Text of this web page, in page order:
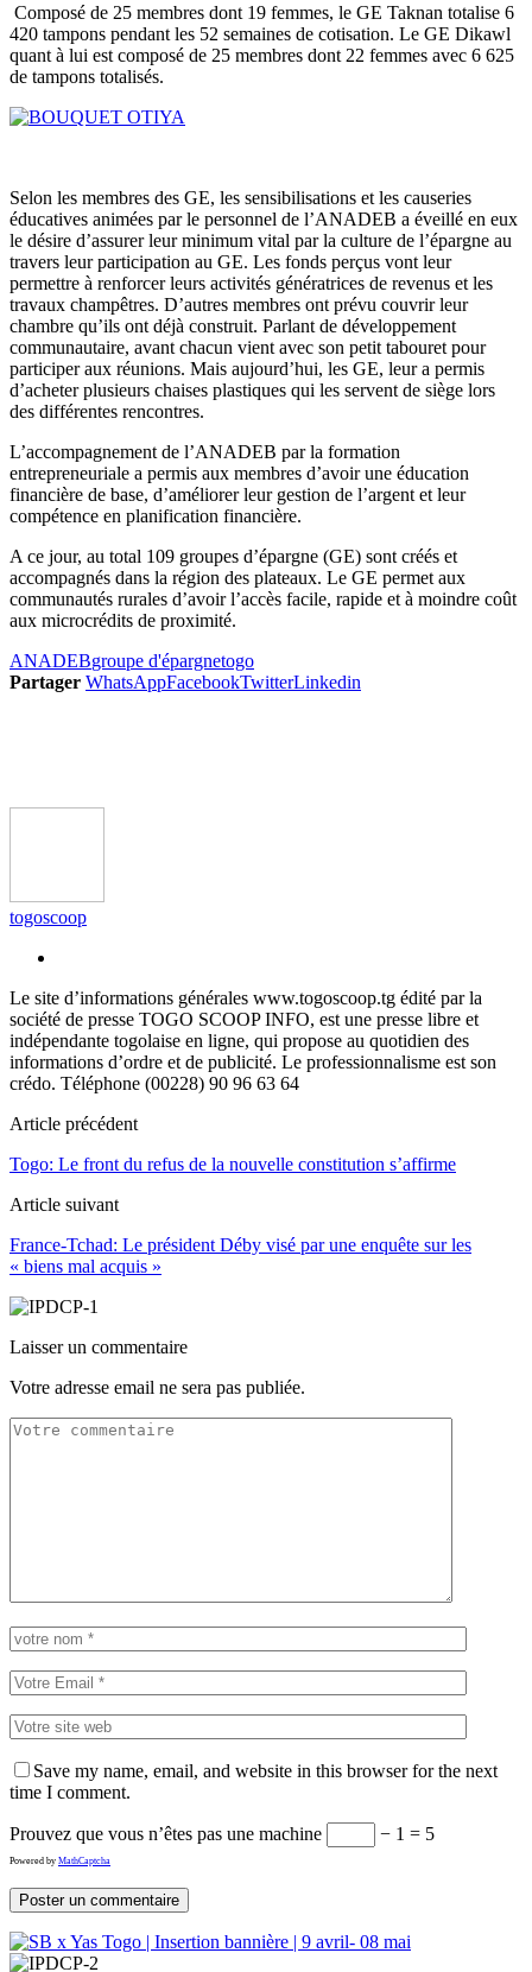
Composé de 25 membres dont 19 femmes, le GE Taknan totalise 6
420 tampons pendant les 52 semaines de cotisation. Le GE Dikawl
quant à lui est composé de 25 membres dont 22 femmes avec 6 625
de tampons totalisés.
Selon les membres des GE, les sensibilisations et les causeries
éducatives animées par le personnel de l’ANADEB a éveillé en eux
le désire d’assurer leur minimum vital par la culture de l’épargne au
travers leur participation au GE. Les fonds perçus vont leur
permettre à renforcer leurs activités génératrices de revenus et les
travaux champêtres. D’autres membres ont prévu couvrir leur
chambre qu’ils ont déjà construit. Parlant de développement
communautaire, avant chacun vient avec son petit tabouret pour
participer aux réunions. Mais aujourd’hui, les GE, leur a permis
d’acheter plusieurs chaises plastiques qui les servent de siège lors
des différentes rencontres.
L’accompagnement de l’ANADEB par la formation
entrepreneuriale a permis aux membres d’avoir une éducation
financière de base, d’améliorer leur gestion de l’argent et leur
compétence en planification financière.
A ce jour, au total 109 groupes d’épargne (GE) sont créés et
accompagnés dans la région des plateaux. Le GE permet aux
communautés rurales d’avoir l’accès facile, rapide et à moindre coût
aux microcrédits de proximité.
ANADEBgroupe d'épargnetogo
Partager WhatsAppFacebookTwitterLinkedin
togoscoop
Le site d’informations générales www.togoscoop.tg édité par la
société de presse TOGO SCOOP INFO, est une presse libre et
indépendante togolaise en ligne, qui propose au quotidien des
informations d’ordre et de publicité. Le professionnalisme est son
crédo. Téléphone (00228) 90 96 63 64
Article précédent
Togo: Le front du refus de la nouvelle constitution s’affirme
Article suivant
France-Tchad: Le président Déby visé par une enquête sur les
« biens mal acquis »
Laisser un commentaire
Votre adresse email ne sera pas publiée.
Save my name, email, and website in this browser for the next
time I comment.
Prouvez que vous n’êtes pas une machine − 1 = 5
Powered by MathCaptcha